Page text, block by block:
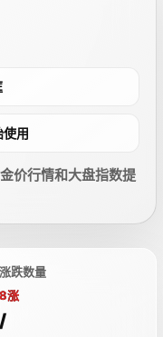
使用
价行情和大盘指数提
涨跌数量
8涨
/